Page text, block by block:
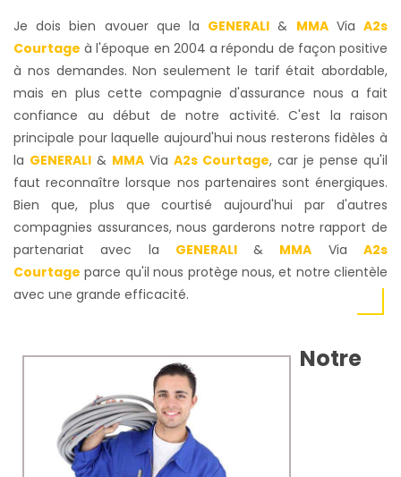
Je dois bien avouer que la GENERALI & MMAViaA2s
Courtage à l'époque en 2004 a répondu de façon positive
à nos demandes. Non seulement le tarif était abordable,
mais en plus cette compagnie d'assurance nous a fait
confiance au début de notre activité. C'est la raison
principale pour laquelle aujourd'hui nous resterons fidèles à
la GENERALI & MMA Via A2s Courtage, car je pense qu'il
faut reconnaître lorsque nos partenaires sont énergiques.
Bien que, plus que courtisé aujourd'hui par d'autres
compagnies assurances, nous garderons notre rapport de
partenariat avec la GENERALI& MMA ViaA2s
Courtage parce qu'il nous protège nous, et notre clientèle
avec une grande efficacité.
Notre